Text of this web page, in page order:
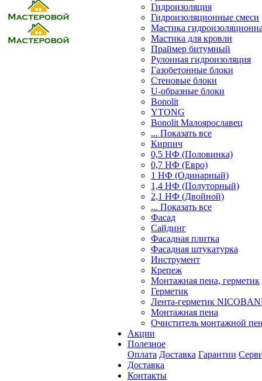
Гидроизоляция
Гидроизоляционные смеси
Мастика
Мастика для кровли
Праймер битумный
Рулонная гидроизоляция
Газобетонные блоки
Стеновые блоки
U-образные блоки
Bonolit
YTONG
Bonolit Малоярославец
... Показать все
Кирпич
0,5 НФ (Половинка)
0,7 НФ (Евро)
1 НФ (Одинарный)
1,4 НФ (Полуторный)
2,1 НФ (Двойной)
... Показать все
Фасад
Сайдинг
Фасадная плитка
Фасадная штукатурка
Инструмент
Крепеж
Монтажная пена, герметик
Герметик
Лента-герметик
Монтажная пена
Очиститель монтажной
Акции
Полезное
Оплата Доставка Гарантии
Доставка
Контакты